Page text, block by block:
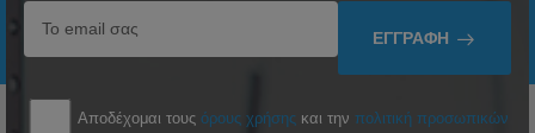
ΕΓΓΡΑΦΉ
Αποδέχομαι τους όρους χρήσης και την πολιτική προσωπικών